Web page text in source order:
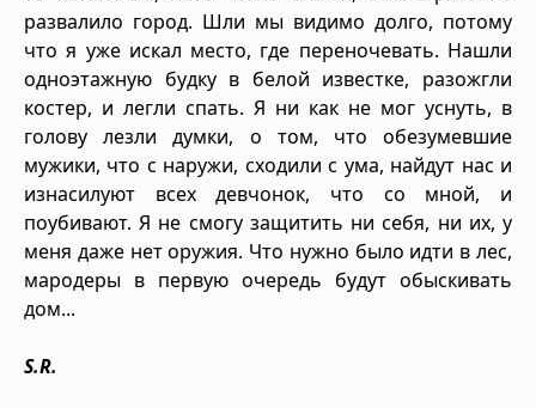
развалило город. Шли мы видимо долго, потому
что я уже искал место, где переночевать. Нашли
одноэтажную будку в белой известке, разожгли
костер, и легли спать. Я ни как не мог уснуть, в
голову лезли думки, о том, что обезумевшие
мужики, что с наружи, сходили с ума, найдут нас и
изнасилуют всех девчонок, что со мной, и
поубивают. Я не смогу защитить ни себя, ни их, у
меня даже нет оружия. Что нужно было идти в лес,
мародеры в первую очередь будут обыскивать
дом...
S.R.